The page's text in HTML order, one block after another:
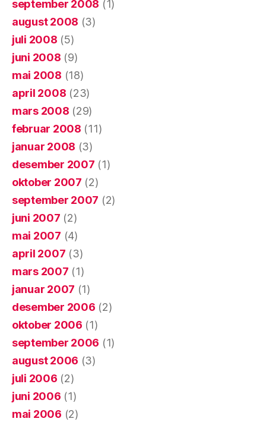
september 2008 (1)
august 2008 (3)
juli 2008 (5)
juni 2008 (9)
mai 2008 (18)
april 2008 (23)
mars 2008 (29)
februar 2008 (11)
januar 2008 (3)
desember 2007 (1)
oktober 2007 (2)
september 2007 (2)
juni 2007 (2)
mai 2007 (4)
april 2007 (3)
mars 2007 (1)
januar 2007 (1)
desember 2006 (2)
oktober 2006 (1)
september 2006 (1)
august 2006 (3)
juli 2006 (2)
juni 2006 (1)
mai 2006 (2)